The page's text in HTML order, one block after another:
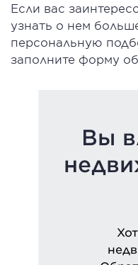
Если вас
узнать о нем
персональную
заполните форму
Вы